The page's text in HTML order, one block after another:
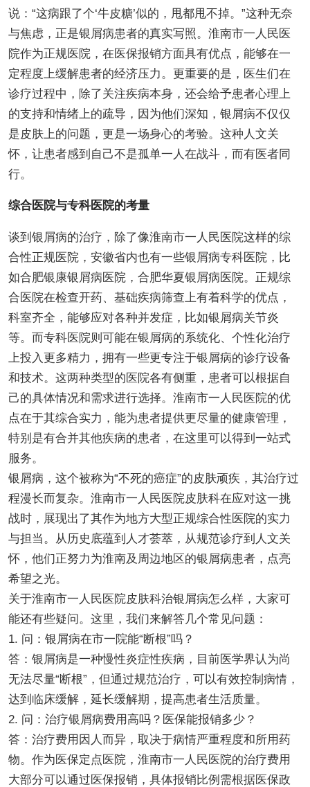
说：“这病跟了个‘牛皮糖’似的，甩都甩不掉。”这种无奈
与焦虑，正是银屑病患者的真实写照。淮南市一人民医
院作为正规医院，在医保报销方面具有优点，能够在一
定程度上缓解患者的经济压力。更重要的是，医生们在
诊疗过程中，除了关注疾病本身，还会给予患者心理上
的支持和情绪上的疏导，因为他们深知，银屑病不仅仅
是皮肤上的问题，更是一场身心的考验。这种人文关
怀，让患者感到自己不是孤单一人在战斗，而有医者同
行。
综合医院与专科医院的考量
谈到银屑病的治疗，除了像淮南市一人民医院这样的综
合性正规医院，安徽省内也有一些银屑病专科医院，比
如合肥银康银屑病医院，合肥华夏银屑病医院。正规综
合医院在检查开药、基础疾病筛查上有着科学的优点，
科室齐全，能够应对各种并发症，比如银屑病关节炎
等。而专科医院则可能在银屑病的系统化、个性化治疗
上投入更多精力，拥有一些更专注于银屑病的诊疗设备
和技术。这两种类型的医院各有侧重，患者可以根据自
己的具体情况和需求进行选择。淮南市一人民医院的优
点在于其综合实力，能为患者提供更尽量的健康管理，
特别是有合并其他疾病的患者，在这里可以得到一站式
服务。
银屑病，这个被称为“不死的癌症”的皮肤顽疾，其治疗过
程漫长而复杂。淮南市一人民医院皮肤科在应对这一挑
战时，展现出了其作为地方大型正规综合性医院的实力
与担当。从历史底蕴到人才荟萃，从规范诊疗到人文关
怀，他们正努力为淮南及周边地区的银屑病患者，点亮
希望之光。
关于淮南市一人民医院皮肤科治银屑病怎么样，大家可
能还有些疑问。这里，我们来解答几个常见问题：
1. 问：银屑病在市一院能“断根”吗？
答：银屑病是一种慢性炎症性疾病，目前医学界认为尚
无法尽量“断根”，但通过规范治疗，可以有效控制病情，
达到临床缓解，延长缓解期，提高患者生活质量。
2. 问：治疗银屑病费用高吗？医保能报销多少？
答：治疗费用因人而异，取决于病情严重程度和所用药
物。作为医保定点医院，淮南市一人民医院的治疗费用
大部分可以通过医保报销，具体报销比例需根据医保政